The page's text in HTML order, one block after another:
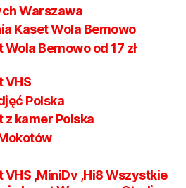
Warszawa
Kaset Wola Bemowo
Bemowo od 17 zł
VHS
Polska
kamer Polska
,MiniDv ,Hi8 Wszystkie